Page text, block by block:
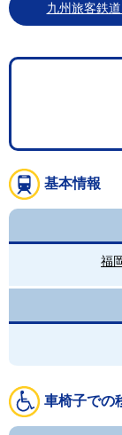
九州旅客鉄
基本情報
福
車椅子での